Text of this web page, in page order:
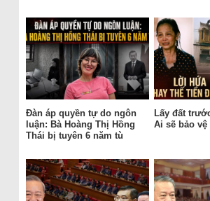
Đàn áp quyền tự do ngôn
luận: Bà Hoàng Thị Hồng
Thái bị tuyên 6 năm tù
Lấy đất
Ai sẽ bảo